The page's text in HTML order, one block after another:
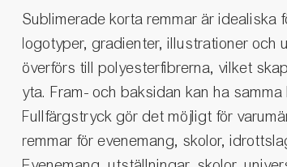
Sublimerade korta remmar är
logotyper, gradienter, illustrationer och
överförs till polyesterfibrerna, vilket
yta. Fram- och baksidan kan ha
Fullfärgstryck gör det möjligt för
remmar för evenemang, skolor,